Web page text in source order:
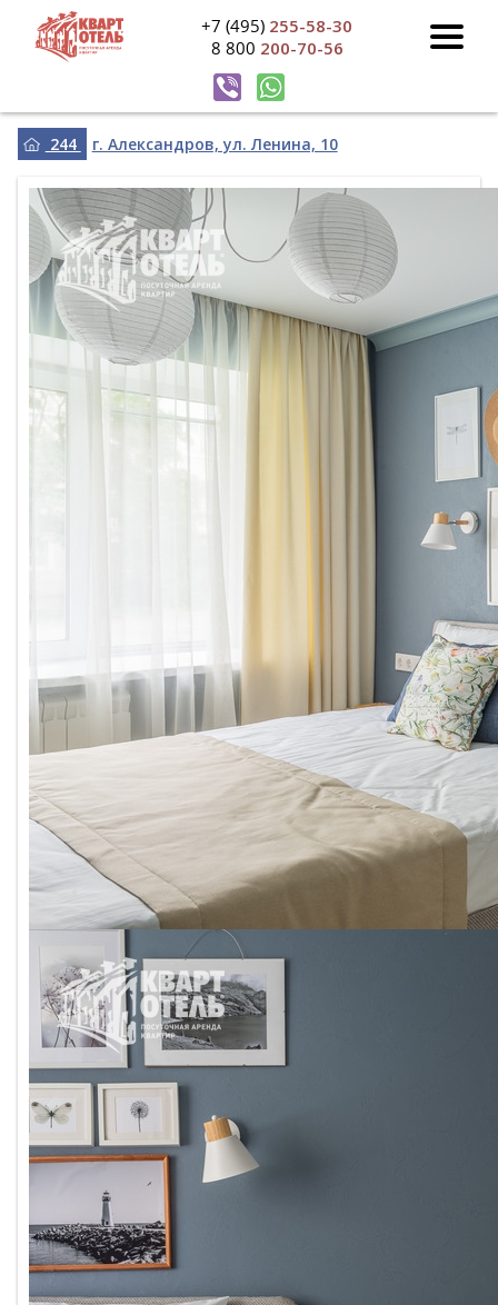
+7 (495) 255-58-30
8 800 200-70-56
244 г. Александров, ул. Ленина, 10